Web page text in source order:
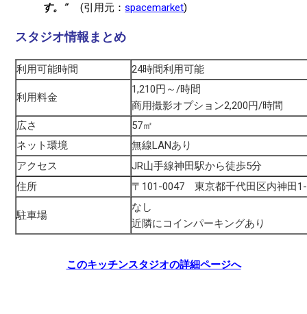
す。”
(引用元：spacemarket)
スタジオ情報まとめ
利用可能時間 24時間利用可能
利用料金
1,210円～/時間
商用撮影オプション2,200円/時間
広さ
57㎡
ネット環境
無線LANあり
アクセス
JR山手線神田駅から徒歩5分
住所
〒101-0047 東京都千代田区内神田
駐車場
なし
近隣にコインパーキングあり
このキッチンスタジオの詳細ページへ